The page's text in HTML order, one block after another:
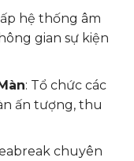
hệ thống âm
gian sự kiện
: Tổ chức các
ấn tượng, thu
chuyên